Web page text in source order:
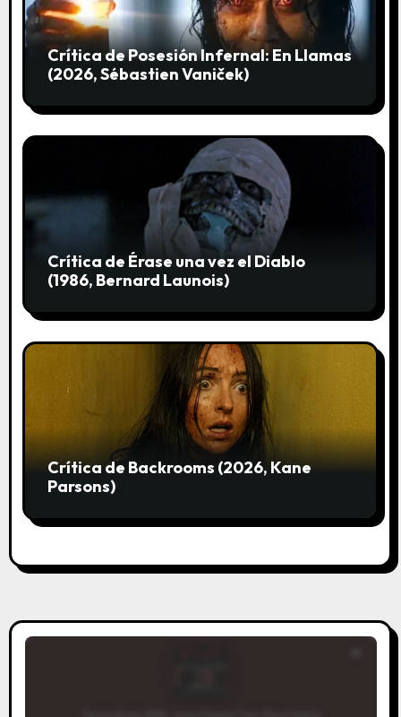
t
a
a
s
Crítica de Posesión Infernal: En Llamas
(2026, Sébastien Vaniček)
Crítica de Érase una vez el Diablo
(1986, Bernard Launois)
Crítica de Backrooms (2026, Kane
Parsons)